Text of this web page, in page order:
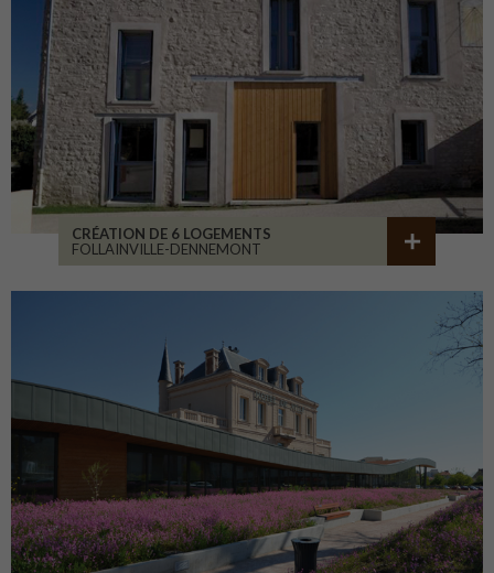
CRÉATION DE 6 LOGEMENTS
FOLLAINVILLE-DENNEMONT